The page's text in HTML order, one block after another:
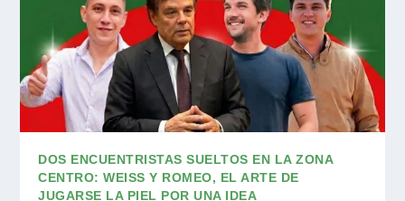
DOS ENCUENTRISTAS SUELTOS EN LA ZONA
CENTRO: WEISS Y ROMEO, EL ARTE DE
JUGARSE LA PIEL POR UNA IDEA